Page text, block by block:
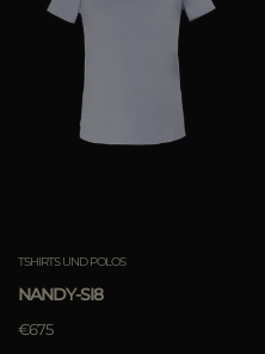
TSHIRTS UND POLOS
NANDY-SI8
€675